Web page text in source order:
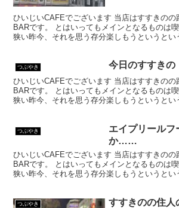
ひいじいCAFEでございます 当店はすすきのの
BARです。 とはいってもメインとなるものは
狭い昨今、それを思う存分楽しもうというとい
つぶやき 今日のすすきの
ひいじいCAFEでございます 当店はすすきのの
BARです。 とはいってもメインとなるものは
狭い昨今、それを思う存分楽しもうというとい
つぶやき
エイプリール
か……
ひいじいCAFEでございます 当店はすすきのの
BARです。 とはいってもメインとなるものは
狭い昨今、それを思う存分楽しもうというとい
つぶやき すすきのの住人